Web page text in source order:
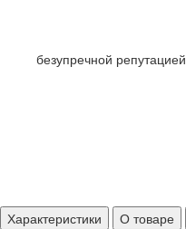
безупречной репутацией
Характеристики
О товаре